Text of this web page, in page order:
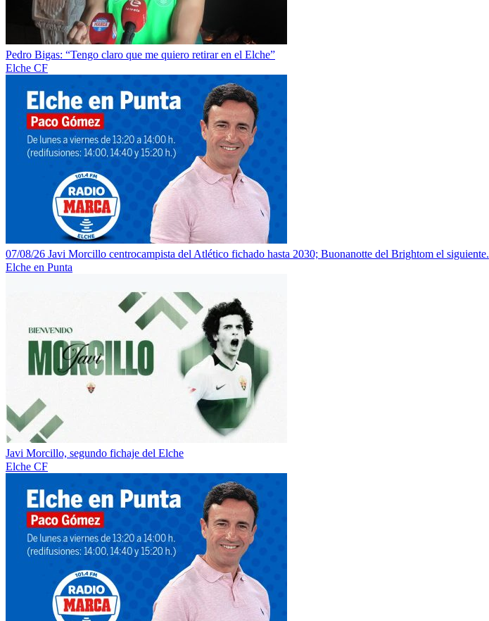
Pedro Bigas: “Tengo claro que me quiero retirar en el Elche”
Elche CF
07/08/26 Javi Morcillo centrocampista del Atlético fichado hasta 2030; Buonanotte del Brightom el siguiente.
Elche en Punta
Javi Morcillo, segundo fichaje del Elche
Elche CF